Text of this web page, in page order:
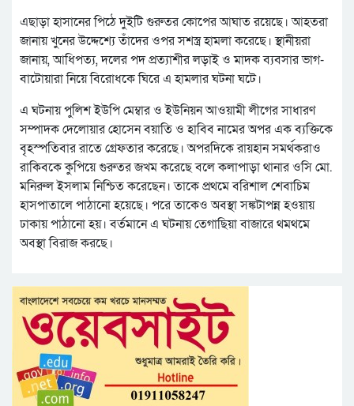
এছাড়া হাসানের পিঠে দুইটি গুরুতর কোপের আঘাত রয়েছে। আহতরা
জানায় খুনের উদ্দেশ্যে তাঁদের ওপর সশস্ত্র হামলা করেছে। স্থানীয়রা
জানায়, আধিপত্য, দলের পদ প্রত্যাশীর লড়াই ও মাদক ব্যবসার ভাগ-
বাটোয়ারা নিয়ে বিরোধকে ঘিরে এ হামলার ঘটনা ঘটে।
এ ঘটনায় পুলিশ ইউপি মেম্বার ও ইউনিয়ন আওয়ামী লীগের সাধারণ
সম্পাদক দেলোয়ার হোসেন বয়াতি ও হাবিব নামের অপর এক ব্যক্তিকে
বৃহস্পতিবার রাতে গ্রেফতার করেছে। অপরদিকে রায়হান সমর্থকরাও
রাকিবকে কুপিয়ে গুরুতর জখম করেছে বলে কলাপাড়া থানার ওসি মো.
মনিরুল ইসলাম নিশ্চিত করেছেন। তাকে প্রথমে বরিশাল শেবাচিম
হাসপাতালে পাঠানো হয়েছে। পরে তাকেও অবস্থা সঙ্কটাপন্ন হওয়ায়
ঢাকায় পাঠানো হয়। বর্তমানে এ ঘটনায় তেগাছিয়া বাজারে থমথমে
অবস্থা বিরাজ করছে।